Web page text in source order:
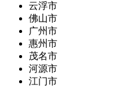
云浮市
佛山市
广州市
惠州市
茂名市
河源市
江门市